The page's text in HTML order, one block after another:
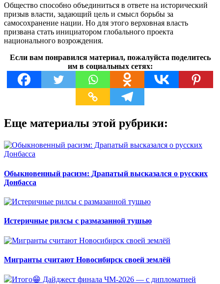
Общество способно объединиться в ответе на исторический
призыв власти, задающий цель и смысл борьбы за
самосохранение нации. Но для этого верховная власть
призвана стать инициатором глобального проекта
национального возрождения.
Если вам понравился материал, пожалуйста поделитесь
им в социальных сетях:
Еще материалы этой рубрики:
Обыкновенный расизм: Драпатый высказался о русских
Донбасса
Истеричные рилсы с размазанной тушью
Мигранты считают Новосибирск своей землёй